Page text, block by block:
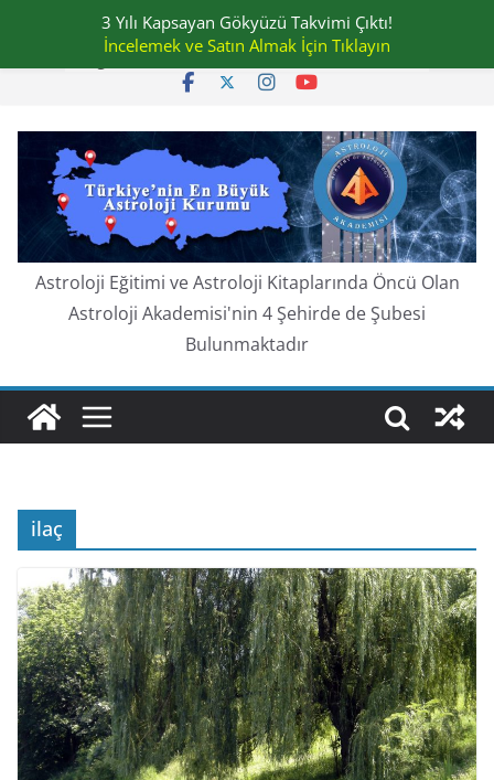
content
Pazar, Ağustos 9, 2026
Astroloji Eğitimi ve Astroloji Kitaplarında Öncü Olan
Astroloji Akademisi'nin 4 Şehirde de Şubesi
Bulunmaktadır
ilaç
3 Yılı Kapsayan Gökyüzü Takvimi Çıktı!
İncelemek ve Satın Almak İçin Tıklayın